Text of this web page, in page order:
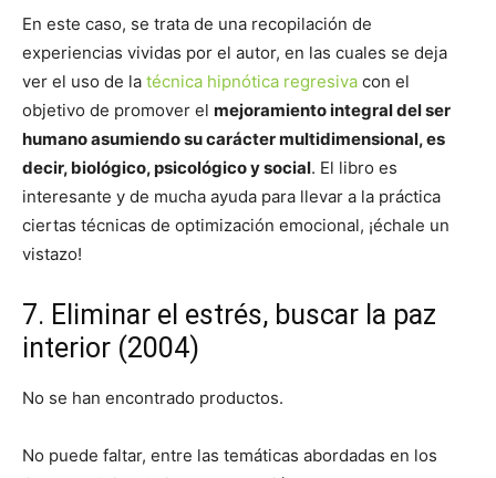
En este caso, se trata de una recopilación de
experiencias vividas por el autor, en las cuales se deja
ver el uso de la técnica hipnótica regresiva con el
objetivo de promover el mejoramiento integral del ser
humano asumiendo su carácter multidimensional, es
decir, biológico, psicológico y social. El libro es
interesante y de mucha ayuda para llevar a la práctica
ciertas técnicas de optimización emocional, ¡échale un
vistazo!
7. Eliminar el estrés, buscar la paz
interior (2004)
No se han encontrado productos.
No puede faltar, entre las temáticas abordadas en los